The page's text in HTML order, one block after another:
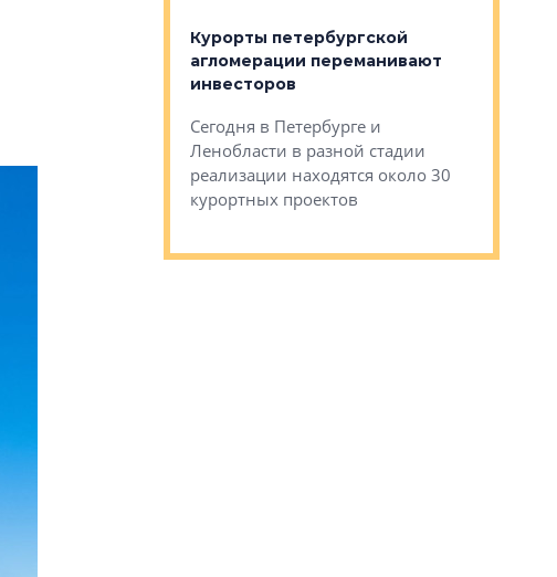
Курорты петербургской
агломерации переманивают
инвесторов
Сегодня в Петербурге и
Ленобласти в разной стадии
реализации находятся около 30
курортных проектов